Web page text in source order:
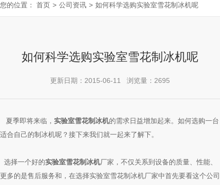
您的位置： 首页 > 公司资讯 > 如何科学选购实验室雪花制冰机呢
如何科学选购实验室雪花制冰机呢
更新日期：2015-06-11 浏览量：2695
夏季即将来临， 实验室雪花制冰机的需求日益增加起来。如何选购一台
适合自己的制冰机呢？接下来我们就一起来了解下。
选择一个好的实验室雪花制冰机厂家，不仅关系到设备的质量、性能、
更多的是售后服务和，在选择实验室雪花制冰机厂家中首先要看这个公司